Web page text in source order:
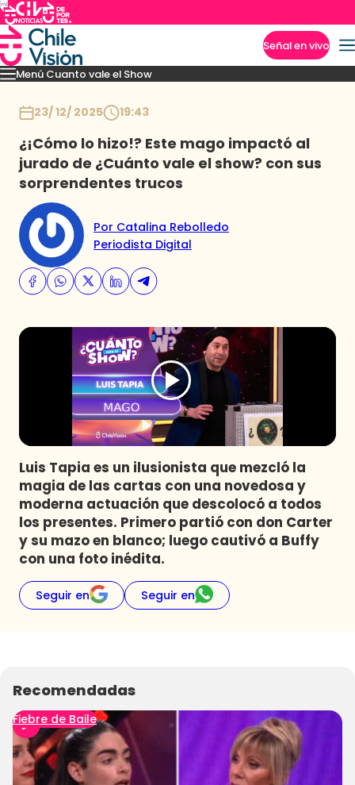
Señal en vivo
Menú Cuanto vale el Show
Momentos Presentaciones Capítulos Casting Noticias
23/ 12/ 2025 19:43
¿¡Cómo lo hizo!? Este mago impactó al
jurado de ¿Cuánto vale el show? con sus
sorprendentes trucos
Por Catalina Rebolledo
Periodista Digital
Luis Tapia es un ilusionista que mezcló la
magia de las cartas con una novedosa y
moderna actuación que descolocó a todos
los presentes. Primero partió con don Carter
y su mazo en blanco; luego cautivó a Buffy
con una foto inédita.
Seguir en Seguir en
Recomendadas
Fiebre de Baile
Imperdibles
Programas
Club De La Comedia
Contigo en Directo
Plan Perfecto
El Tiempo
Sabingo
Todos Los Programas